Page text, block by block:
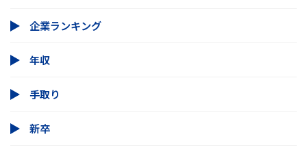
企業ランキング
年収
手取り
新卒